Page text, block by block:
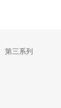
第三系列